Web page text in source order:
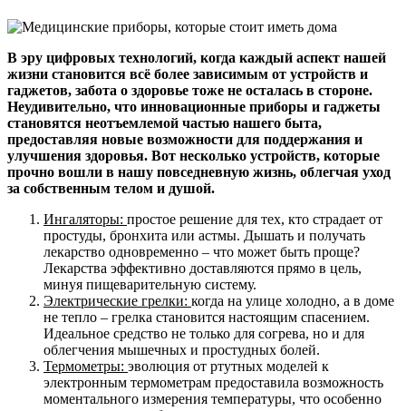
В эру цифровых технологий, когда каждый аспект нашей
жизни становится всё более зависимым от устройств и
гаджетов, забота о здоровье тоже не осталась в стороне.
Неудивительно, что инновационные приборы и гаджеты
становятся неотъемлемой частью нашего быта,
предоставляя новые возможности для поддержания и
улучшения здоровья. Вот несколько устройств, которые
прочно вошли в нашу повседневную жизнь, облегчая уход
за собственным телом и душой.
Ингаляторы: простое решение для тех, кто страдает от
простуды, бронхита или астмы. Дышать и получать
лекарство одновременно – что может быть проще?
Лекарства эффективно доставляются прямо в цель,
минуя пищеварительную систему.
Электрические грелки: когда на улице холодно, а в доме
не тепло – грелка становится настоящим спасением.
Идеальное средство не только для согрева, но и для
облегчения мышечных и простудных болей.
Термометры: эволюция от ртутных моделей к
электронным термометрам предоставила возможность
моментального измерения температуры, что особенно